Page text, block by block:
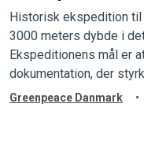
dybde i det
Historisk ekspedition til
3000 meters dybde i
Ekspeditionens mål er
dokumentation, der
beskyttede havområder
Greenpeace Danmark